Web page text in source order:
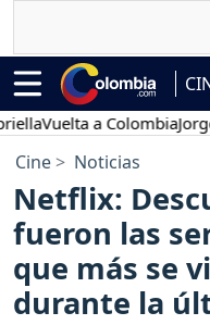
Vuelta a ColombiaJorge
Cine Noticias
Netflix:
fueron las
que más se
durante la